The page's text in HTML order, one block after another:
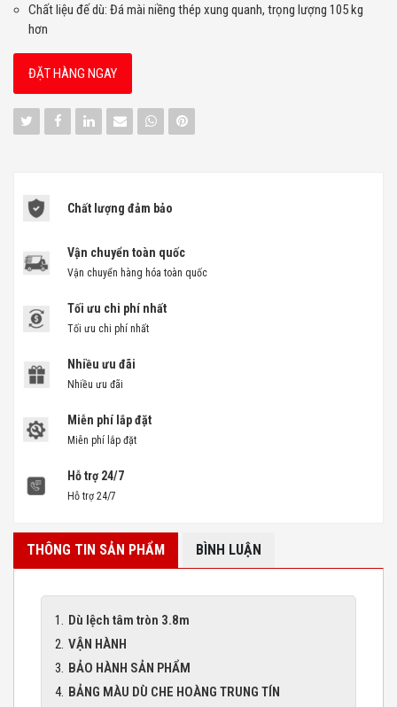
Chất liệu đế dù: Đá mài niềng thép xung quanh, trọng lượng 105 kg
hơn
ĐẶT HÀNG NGAY
Chất lượng đảm bảo
Vận chuyển toàn quốc
Vận chuyển hàng hóa toàn quốc
Tối ưu chi phí nhất
Tối ưu chi phí nhất
Nhiều ưu đãi
Nhiều ưu đãi
Miễn phí lắp đặt
Miễn phí lắp đặt
Hỗ trợ 24/7
Hỗ trợ 24/7
THÔNG TIN SẢN PHẨM BÌNH LUẬN
Dù lệch tâm tròn 3.8m
VẬN HÀNH
BẢO HÀNH SẢN PHẨM
BẢNG MÀU DÙ CHE HOÀNG TRUNG TÍN